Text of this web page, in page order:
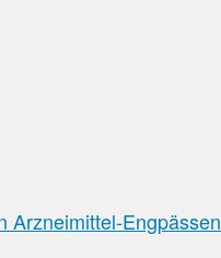
Arzneimittel-Engpässen